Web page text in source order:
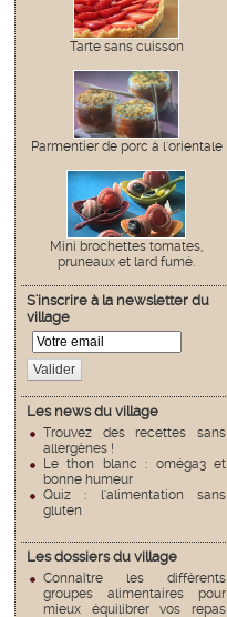
Tarte sans cuisson
Parmentier de porc à l'orientale
Mini brochettes tomates,
pruneaux et lard fumé.
S'inscrire à la newsletter du
village
Valider
Les news du village
Trouvez des recettes sans
allergènes !
Le thon blanc : oméga3 et
bonne humeur
Quiz : l'alimentation sans
gluten
Les dossiers du village
Connaître les différents
groupes alimentaires pour
mieux équilibrer vos repas